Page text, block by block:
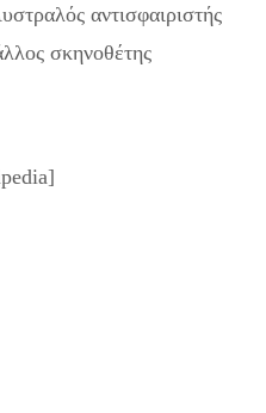
αντισφαιριστής
σκηνοθέτης